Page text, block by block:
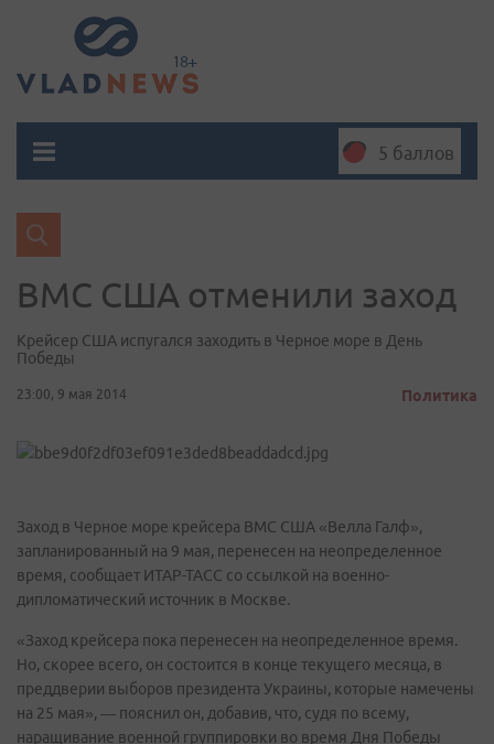
5 баллов
ВМС США отменили заход
Крейсер США испугался заходить в Черное море в День
Победы
23:00, 9 мая 2014 Политика
Заход в Черное море крейсера ВМС США «Велла Галф»,
запланированный на 9 мая, перенесен на неопределенное
время, сообщает ИТАР-ТАСС со ссылкой на военно-
дипломатический источник в Москве.
«Заход крейсера пока перенесен на неопределенное время.
Но, скорее всего, он состоится в конце текущего месяца, в
преддверии выборов президента Украины, которые намечены
на 25 мая», — пояснил он, добавив, что, судя по всему,
наращивание военной группировки во время Дня Победы